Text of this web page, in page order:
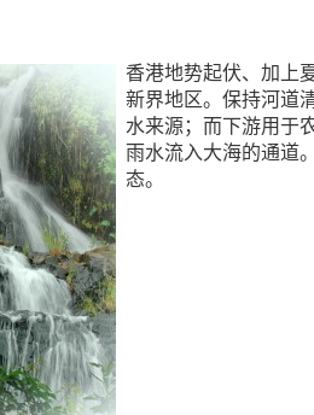
香港地势起伏、加上
新界地区。保持河道
水来源；而下游用于
雨水流入大海的通道
态。